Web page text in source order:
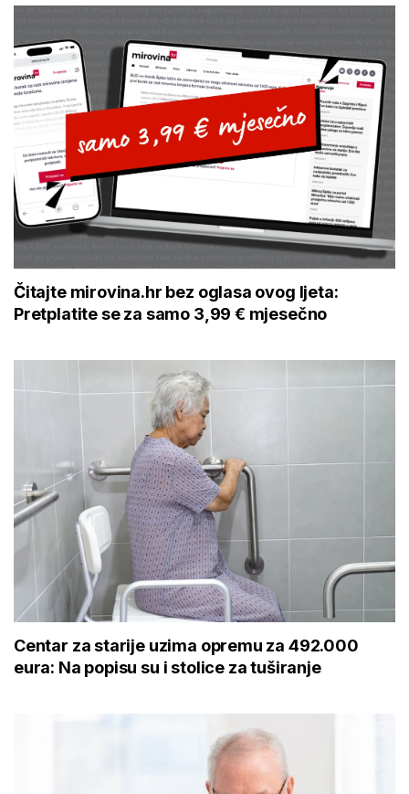
Čitajte mirovina.hr bez oglasa ovog ljeta:
Pretplatite se za samo 3,99 € mjesečno
Centar za starije uzima opremu za 492.000
eura: Na popisu su i stolice za tuširanje